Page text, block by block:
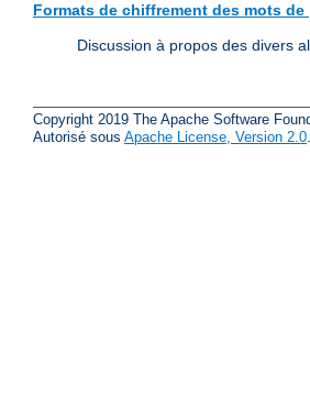
Formats de chiffrement des mots de
Discussion à propos des divers
Copyright 2019 The Apache Software
Autorisé sous Apache License, Version 2.0